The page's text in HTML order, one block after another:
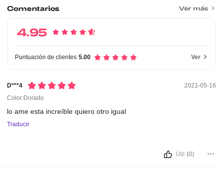
Comentarios Ver más
4.95
Puntuación de clientes 5.00 Ver
D***4
2021-05-16
Color:Dorado
loameesta increíblequierootro igual
Traducir
Útil (0)